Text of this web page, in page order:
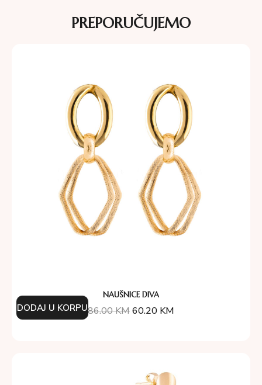
PREPORUČUJEMO
NAUŠNICE DIVA
86.00KM60.20 KM
DODAJ U KORPU